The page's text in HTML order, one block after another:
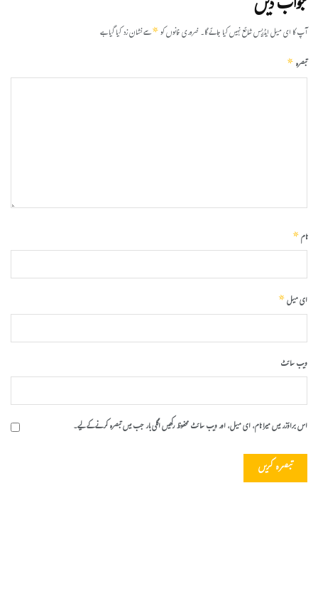
آپ کا ای میل ایڈریس شائع نہیں کیا جائے گا۔ضروری خانوں کو*سے نشان زد کیا گیا ہے
تبصرہ*
نام*
ای میل*
ویب‌ سائٹ
اس براؤزر میں میرا نام، ای میل، اور ویب سائٹ محفوظ رکھیں اگلی بار جب میں تبصرہ کرنے کےلیے۔